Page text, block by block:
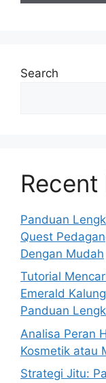
Search
Panduan
Quest
Dengan Mudah
Tutorial
Emerald
Panduan
Analisa Peran
Kosmetik atau
Strategi Jitu: